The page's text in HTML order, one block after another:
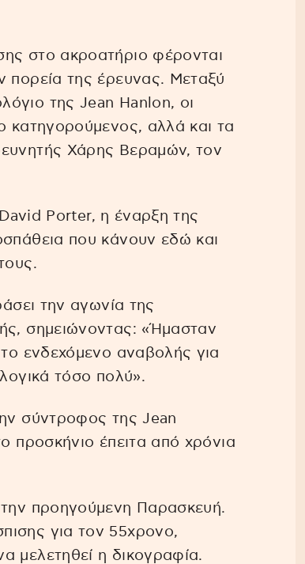
στο ακροατήριο φέρονται
πορεία της έρευνας. Μεταξύ
της Jean Hanlon, οι
κατηγορούμενος, αλλά και τα
Χάρης Βεραμών, τον
Porter, η έναρξη της
που κάνουν εδώ και
την αγωνία της
σημειώνοντας: «Ήμασταν
το ενδεχόμενο αναβολής για
τόσο πολύ».
σύντροφος της Jean
προσκήνιο έπειτα από χρόνια
την προηγούμενη Παρασκευή.
για τον 55χρονο,
μελετηθεί η δικογραφία.